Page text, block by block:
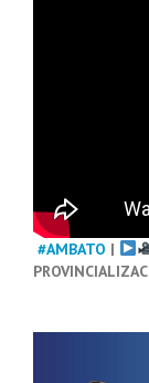
#AMBATO |